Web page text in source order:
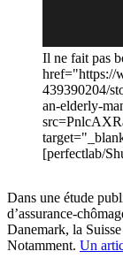
Il ne fait pas
href="https://
439390204/
an-elderly-
[perfectlab/
Dans une étude
d’assurance-
Danemark, la
Notamment. Un